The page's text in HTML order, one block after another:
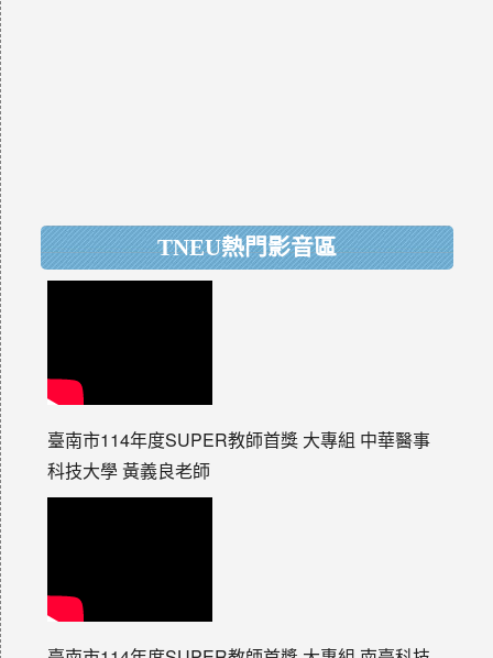
TNEU熱門影音區
臺南市114年度SUPER教師首獎 大專組 中華醫事
科技大學 黃義良老師